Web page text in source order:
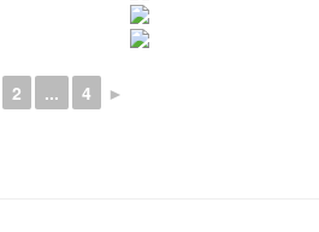
2 ... 4 ►